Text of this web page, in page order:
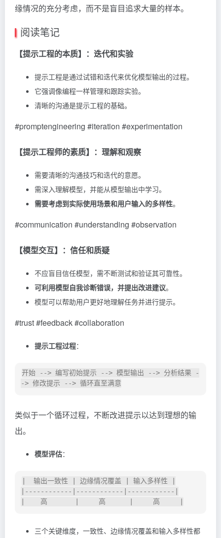
缘情况的充分考虑，而不是盲目追求大量的样本。
阅读笔记
【提示工程的本质】：迭代和实验
提示工程是通过试错和迭代来优化模型输出的过程。
它强调像编程一样管理和跟踪实验。
清晰的沟通是提示工程的基础。
#promptengineering #iteration #experimentation
【提示工程师的素质】：理解和观察
需要清晰的沟通技巧和迭代的意愿。
需深入理解模型，并能从模型输出中学习。
需要考虑到实际使用场景和用户输入的多样性。
#communication #understanding #observation
【模型交互】：信任和质疑
不应盲目信任模型，需不断测试和验证其可靠性。
可利用模型自我诊断错误，并提出改进建议。
模型可以帮助用户更好地理解任务并进行提示。
#trust #feedback #collaboration
提示工程过程：
开始 --> 编写初始提示 --> 模型输出 --> 分析结果 -
类似于一个循环过程，不断改进提示以达到理想的输
出。
模型评估：
|  输出一致性 | 边缘情况覆盖 | 输入多样性 |
|------------|------------|------------|
三个关键维度，一致性、边缘情况覆盖和输入多样性都